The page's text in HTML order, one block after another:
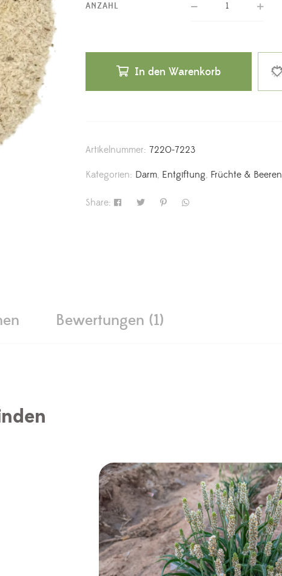
ANZAHL
In den Warenkorb
Artikelnummer:7220-7223
Kategorien: Darm, Entgiftung, Früchte & Beeren
Share:
Bewertungen (1)